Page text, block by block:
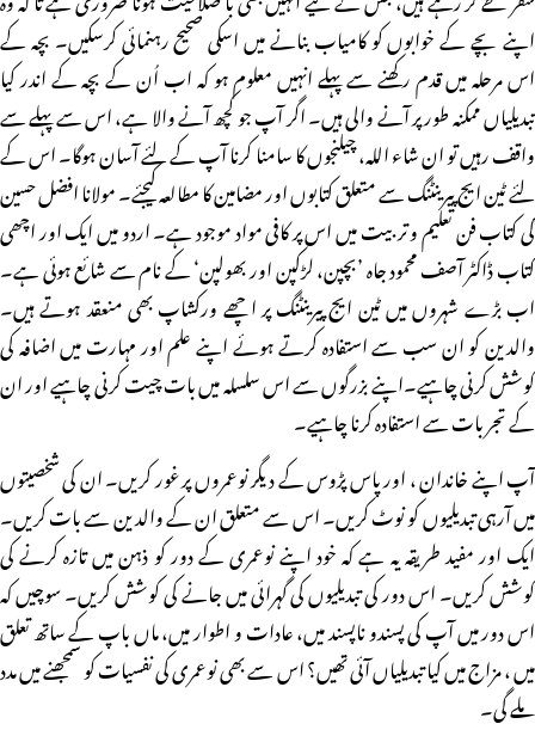
اپنے بچے کے خوابوں کو کامیاب بنانے میں اسکی صحیح رہنمائی کرسکیں۔ بچہ کے
اس مرحلہ میں قدم رکھنے سے پہلے انہیں معلوم ہو کہ اب اُن کے بچہ کے اندر کیا
تبدیلیاں ممکنہ طور پر آنے والی ہیں۔ اگر آپ جو کچھ آنے والا ہے، اس سے پہلے سے
واقف رہیں تو ان شاء اللہ، چیلنجوں کا سامنا کرنا آپ کے لئے آسان ہوگا۔ اس کے
لئے ٹین ایج پیرینٹنگ سے متعلق کتابوں اور مضامین کا مطالعہ کیجئے۔ مولانا افضل حسین
ؒکی کتاب فن تعلیم و تربیت میں اس پر کافی مواد موجود ہے۔ اردو میں ایک اور اچھی
کتاب ڈاکٹر آصف محمود جاہ ’بچپن، لڑکپن اور بھولپن‘ کے نام سے شائع ہوئی ہے۔
اب بڑے شہروں میں ٹین ایج پیرینٹنگ پر اچھے ورکشاپ بھی منعقد ہوتے ہیں۔
والدین کو ان سب سے استفادہ کرتے ہوئے اپنے علم اور مہارت میں اضافہ کی
کوشش کرنی چاہیے۔اپنے بزرگوں سے اس سلسلہ میں بات چیت کرنی چاہیے اور ان
کے تجربات سے استفادہ کرنا چاہیے۔
آپ اپنے خاندان ، اور پاس پڑوس کے دیگر نوعمروں پر غور کریں۔ ان کی شخصیتوں
میں آرہی تبدیلیوں کو نوٹ کریں۔ اس سے متعلق ان کے والدین سے بات کریں۔
ایک اور مفید طریقہ یہ ہے کہ خود اپنے نوعمری کے دور کو ذہن میں تازہ کرنے کی
کوشش کریں۔ اس دور کی تبدیلیوں کی گہرائی میں جانے کی کوشش کریں۔ سوچیں کہ
اس دور میں آپ کی پسندو ناپسند میں، عادات و اطوار میں، ماں باپ کے ساتھ تعلق
میں ، مزاج میں کیا تبدیلیاں آئی تھیں؟ اس سے بھی نوعمری کی نفسیات کو سمجھنے میں مدد
ملے گی۔